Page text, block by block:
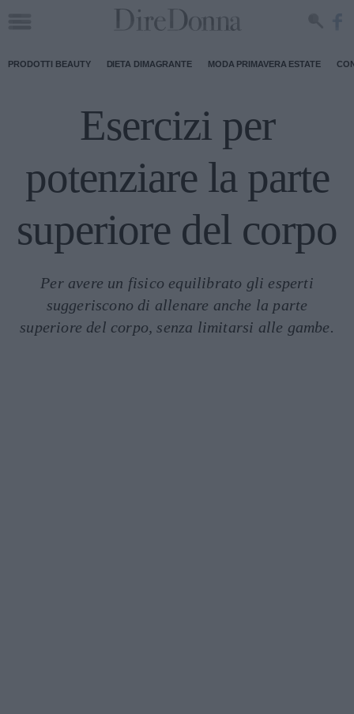
PRODOTTI BEAUTY DIETA DIMAGRANTE MODA PRIMAVERA ESTATE
Esercizi per
potenziare la parte
superiore del corpo
Per avere un fisico equilibrato gli esperti
suggeriscono di allenare anche la parte
superiore del corpo, senza limitarsi alle gambe.